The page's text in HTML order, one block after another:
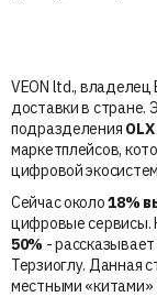
VEON ltd., владелец
доставки в стране.
подразделения
маркетплейсов,
цифровой
Сейчас около18%
цифровые сервисы.
50% -
Терзиоглу. Данная
местными «китами»